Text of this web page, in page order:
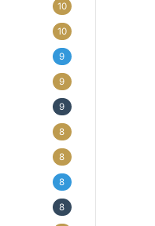
10
10
9
9
9
8
8
8
8